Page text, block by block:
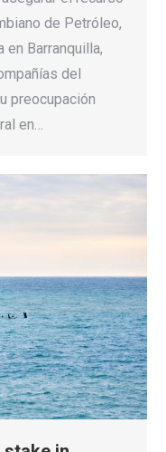
de Petróleo,
en Barranquilla,
del
preocupación
en…